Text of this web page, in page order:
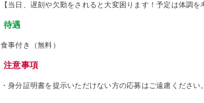
【当日、遅刻や欠勤をされると大変困ります！予定は体調
待遇
食事付き（無料）
注意事項
・身分証明書を提示いただけない方の応募はご遠慮ください。